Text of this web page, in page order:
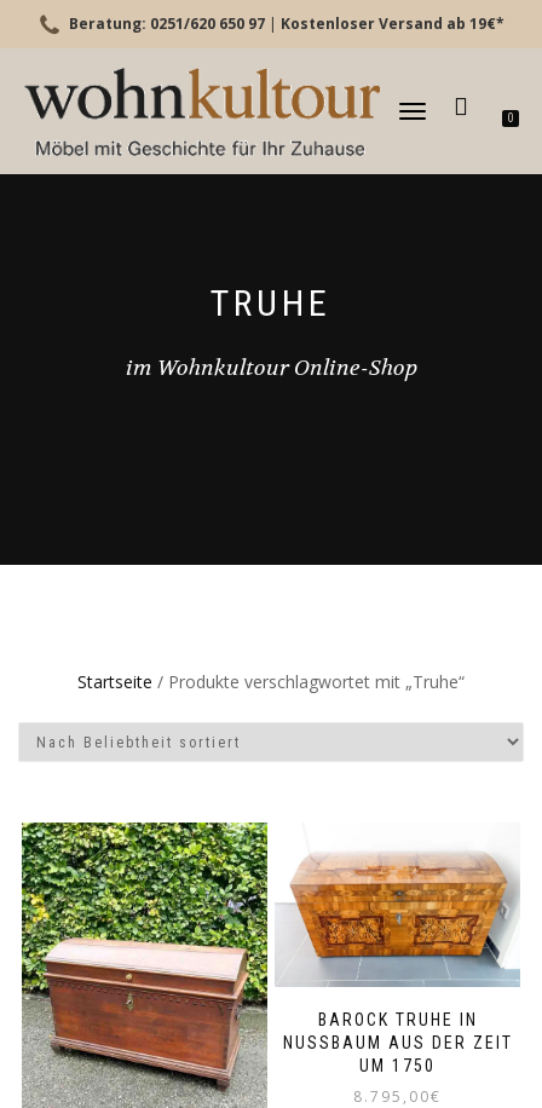
Beratung: 0251/620 650 97 | Kostenloser Versand ab 19€*
TOGGLE
0
TRUHE
im Wohnkultour Online-Shop
Startseite / Produkte verschlagwortet mit „Truhe“
BAROCK TRUHE IN
NUSSBAUM AUS DER ZEIT
UM 1750
8.795,00€